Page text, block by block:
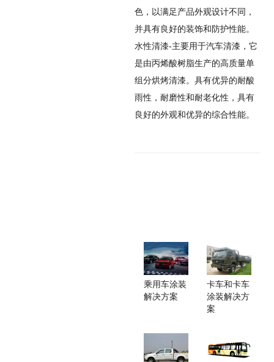
色，以满足产品外观设计不同，
并具有良好的装饰和防护性能。
水性清漆-主要用于汽车清漆，它
是由丙烯酸树脂生产的高质量单
组分烘烤清漆。具有优异的耐酸
雨性，耐磨性和耐老化性，具有
良好的外观和优异的综合性能。
乘用车涂装
解决方案
卡车和卡车
涂装解决方
案